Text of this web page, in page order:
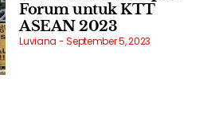
Forum untuk KTT
ASEAN 2023
Luviana September 5, 2023